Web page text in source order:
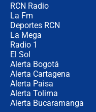
RCN Radio
La Fm
Deportes RCN
La Mega
Radio 1
El Sol
Alerta Bogotá
Alerta Cartagena
Alerta Paisa
Alerta Tolima
Alerta Bucaramanga